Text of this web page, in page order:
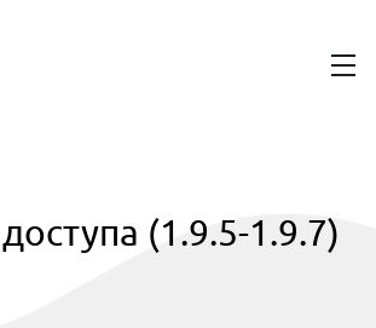
(1.9.5-1.9.7)